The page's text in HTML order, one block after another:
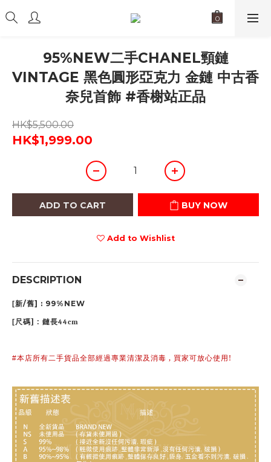
95%NEW二手CHANEL頸鏈
VINTAGE 黑色圓形亞克力 金鏈 中古香
奈兒首飾 #香榭站正品
HK$5,500.00
HK$1,999.00
ADD TO CART BUY NOW
Add to Wishlist
DESCRIPTION
[新/舊] : 99%NEW
[尺碼] : 鏈長44cm
#本店所有二手貨品全部經過專業清潔及消毒 , 買家可放心使用 !